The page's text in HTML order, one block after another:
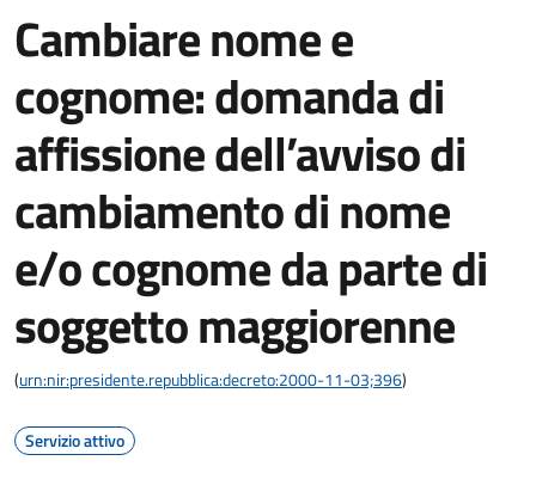
Cambiare nome e
cognome: domanda di
affissione dell’avviso di
cambiamento di nome
e/o cognome da parte di
soggetto maggiorenne
(urn:nir:presidente.repubblica:decreto:2000-11-03;396)
Servizio attivo